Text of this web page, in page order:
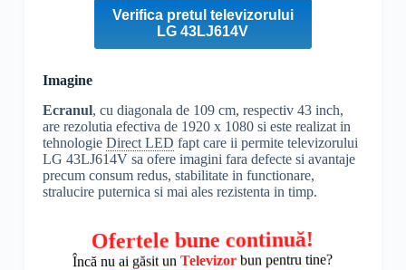
Verifica pretul televizorului
LG 43LJ614V
Imagine
Ecranul, cu diagonala de 109 cm, respectiv 43 inch,
are rezolutia efectiva de 1920 x 1080 si este realizat in
tehnologie Direct LED fapt care ii permite televizorului
LG 43LJ614V sa ofere imagini fara defecte si avantaje
precum consum redus, stabilitate in functionare,
stralucire puternica si mai ales rezistenta in timp.
Ofertele bune continuă!
Încă nu ai găsit unTelevizorbun pentru tine?